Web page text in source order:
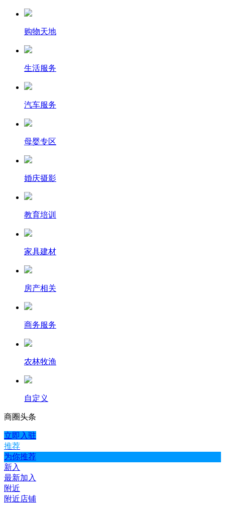
购物天地
生活服务
汽车服务
母婴专区
婚庆摄影
教育培训
家具建材
房产相关
商务服务
农林牧渔
自定义
商圈头条
立即入驻
推荐
为你推荐
新入
最新加入
附近
附近店铺